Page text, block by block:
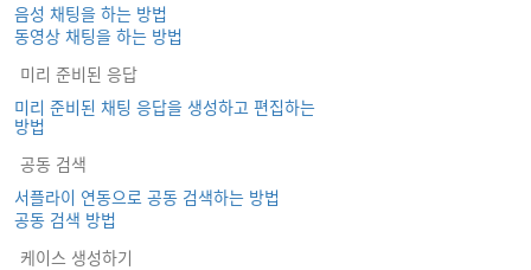
음성 채팅을 하는 방법
동영상 채팅을 하는 방법
미리 준비된 응답
미리 준비된 채팅 응답을 생성하고 편집하는
방법
공동 검색
서플라이 연동으로 공동 검색하는 방법
공동 검색 방법
케이스 생성하기